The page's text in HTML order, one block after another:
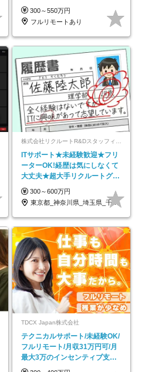
で18時退勤◎
300～550万円
フルリモートあり
ITサポート★未経験歓迎★フリ
ーターOK!経歴は気にしなくて
大丈夫★超大手リクルートグル
ープの正社員/sg
300～600万円
東京都_神奈川県_埼玉県_千葉県_大阪府…
TDCX Japan株式会社
テクニカルサポート/未経験OK/
フルリモート/月収31万円可/月
最大3万のインセンティブ支給/
平均年齢33歳